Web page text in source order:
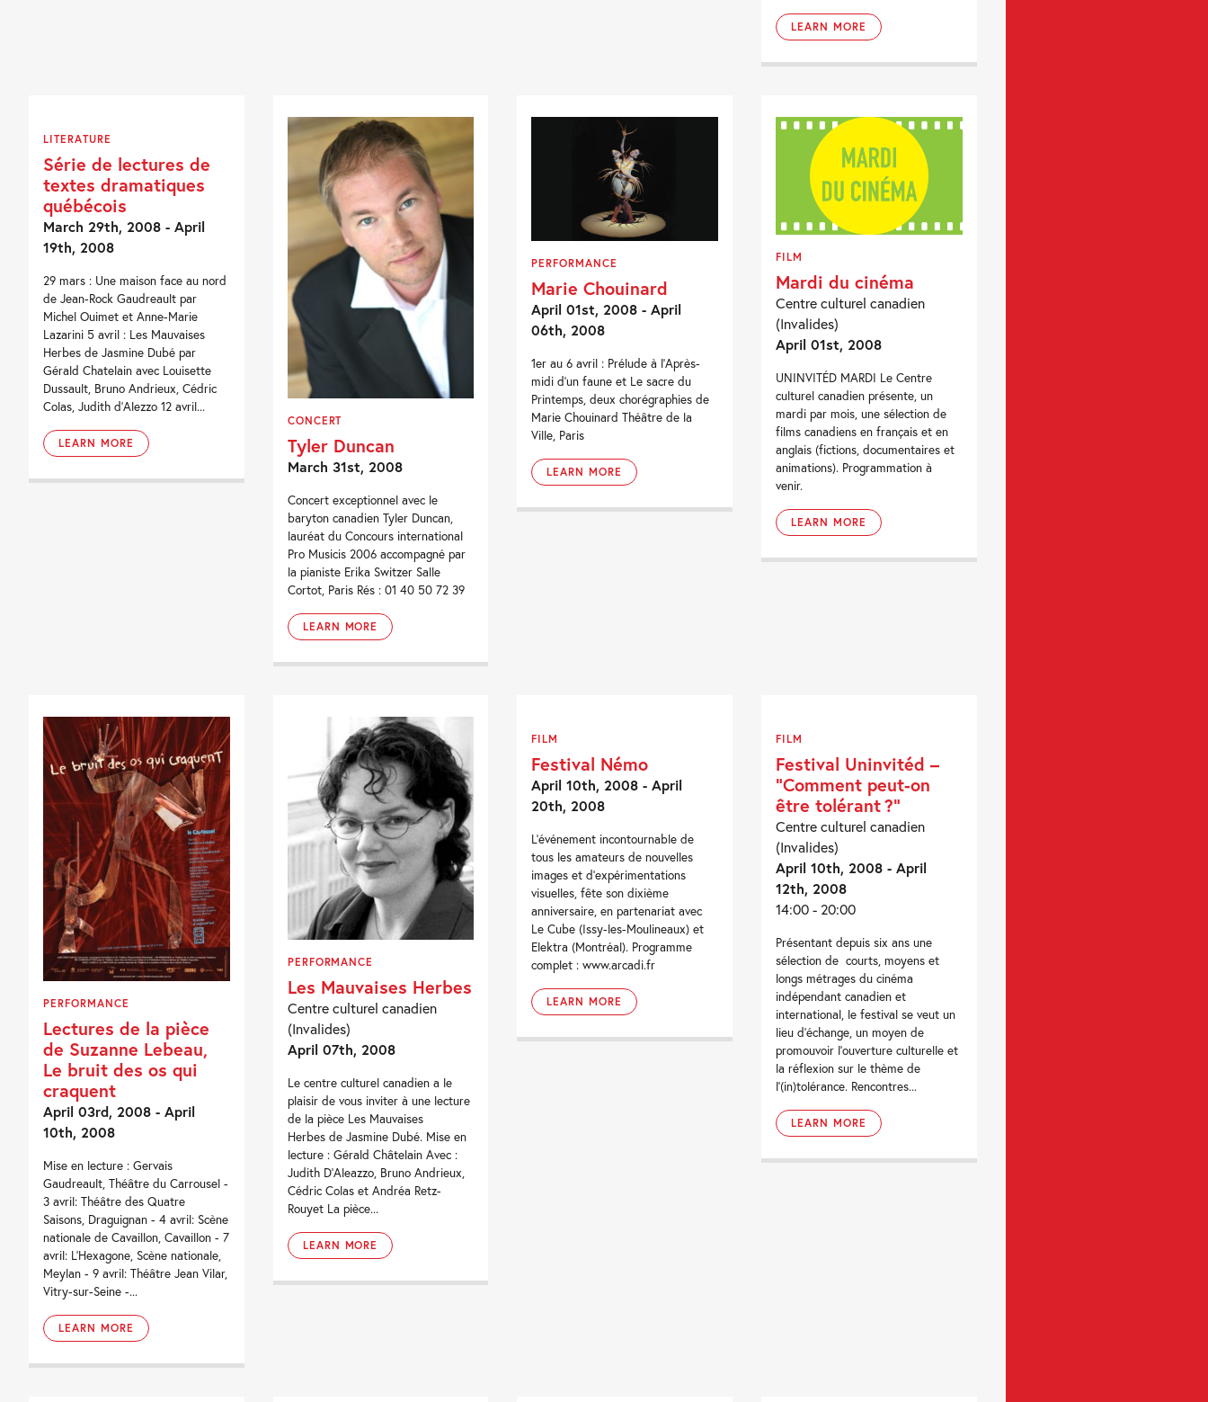
LEARN MORE
LITERATURE
Série de lectures de
textes dramatiques
québécois
March 29th, 2008 - April
19th, 2008
29 mars : Une maison face au nord
de Jean-Rock Gaudreault par
Michel Ouimet et Anne-Marie
Lazarini 5 avril : Les Mauvaises
Herbes de Jasmine Dubé par
Gérald Chatelain avec Louisette
Dussault, Bruno Andrieux, Cédric
Colas, Judith d'Alezzo 12 avril...
LEARN MORE
CONCERT
Tyler Duncan
March 31st, 2008
Concert exceptionnel avec le
baryton canadien Tyler Duncan,
lauréat du Concours international
Pro Musicis 2006 accompagné par
la pianiste Erika Switzer Salle
Cortot, Paris Rés : 01 40 50 72 39
LEARN MORE
PERFORMANCE
Marie Chouinard
April 01st, 2008 - April
06th, 2008
1er au 6 avril : Prélude à l'Après-
midi d'un faune et Le sacre du
Printemps, deux chorégraphies de
Marie Chouinard Théâtre de la
Ville, Paris
LEARN MORE
FILM
Mardi du cinéma
Centre culturel canadien
(Invalides)
April 01st, 2008
UNINVITÉD MARDI Le Centre
culturel canadien présente, un
mardi par mois, une sélection de
films canadiens en français et en
anglais (fictions, documentaires et
animations). Programmation à
venir.
LEARN MORE
PERFORMANCE
Lectures de la pièce
de Suzanne Lebeau,
Le bruit des os qui
craquent
April 03rd, 2008 - April
10th, 2008
Mise en lecture : Gervais
Gaudreault, Théâtre du Carrousel -
3 avril: Théâtre des Quatre
Saisons, Draguignan - 4 avril: Scène
nationale de Cavaillon, Cavaillon - 7
avril: L'Hexagone, Scène nationale,
Meylan - 9 avril: Théâtre Jean Vilar,
Vitry-sur-Seine -...
LEARN MORE
PERFORMANCE
Les Mauvaises Herbes
Centre culturel canadien
(Invalides)
April 07th, 2008
Le centre culturel canadien a le
plaisir de vous inviter à une lecture
de la pièce Les Mauvaises
Herbes de Jasmine Dubé. Mise en
lecture : Gérald Châtelain Avec :
Judith D’Aleazzo, Bruno Andrieux,
Cédric Colas et Andréa Retz-
Rouyet La pièce...
LEARN MORE
FILM
Festival Némo
April 10th, 2008 - April
20th, 2008
L'événement incontournable de
tous les amateurs de nouvelles
images et d'expérimentations
visuelles, fête son dixième
anniversaire, en partenariat avec
Le Cube (Issy-les-Moulineaux) et
Elektra (Montréal). Programme
complet : www.arcadi.fr
LEARN MORE
FILM
Festival Uninvitéd –
“Comment peut-on
être tolérant ?”
Centre culturel canadien
(Invalides)
April 10th, 2008 - April
12th, 2008
14:00 - 20:00
Présentant depuis six ans une
sélection de courts, moyens et
longs métrages du cinéma
indépendant canadien et
international, le festival se veut un
lieu d’échange, un moyen de
promouvoir l’ouverture culturelle et
la réflexion sur le thème de
l'(in)tolérance. Rencontres...
LEARN MORE